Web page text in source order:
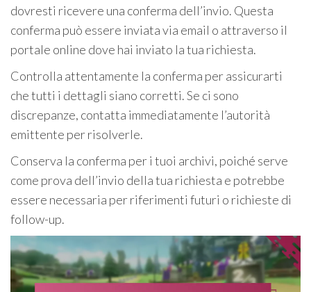
dovresti ricevere una conferma dell’invio. Questa
conferma può essere inviata via email o attraverso il
portale online dove hai inviato la tua richiesta.
Controlla attentamente la conferma per assicurarti
che tutti i dettagli siano corretti. Se ci sono
discrepanze, contatta immediatamente l’autorità
emittente per risolverle.
Conserva la conferma per i tuoi archivi, poiché serve
come prova dell’invio della tua richiesta e potrebbe
essere necessaria per riferimenti futuri o richieste di
follow-up.